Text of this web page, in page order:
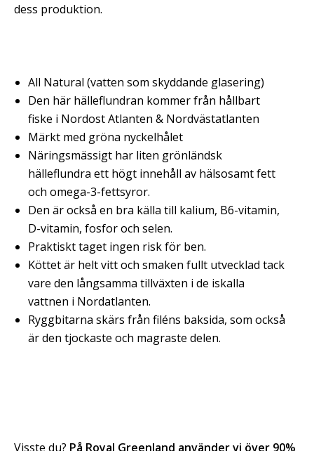
dess produktion.
​All Natural (vatten som skyddande glasering)
Den här hälleflundran kommer från hållbart
fiske i Nordost Atlanten & Nordvästatlanten
Märkt med gröna nyckelhålet
Näringsmässigt har liten grönländsk
hälleflundra ett högt innehåll av hälsosamt fett
och omega-3-fettsyror.
Den är också en bra källa till kalium, B6-vitamin,
D-vitamin, fosfor och selen.
Praktiskt taget ingen risk för ben.
Köttet är helt vitt och smaken fullt utvecklad tack
vare den långsamma tillväxten i de iskalla
vattnen i Nordatlanten.
Ryggbitarna skärs från filéns baksida, som också
är den tjockaste och magraste delen.
Visste du? På Royal Greenland använder vi över 90%